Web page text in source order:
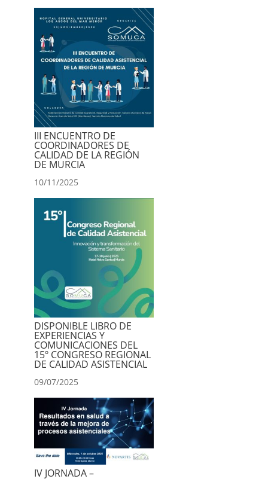
III ENCUENTRO DE
COORDINADORES DE
CALIDAD DE LA REGIÓN
DE MURCIA
10/11/2025
DISPONIBLE LIBRO DE
EXPERIENCIAS Y
COMUNICACIONES DEL
15º CONGRESO REGIONAL
DE CALIDAD ASISTENCIAL
09/07/2025
IV JORNADA –